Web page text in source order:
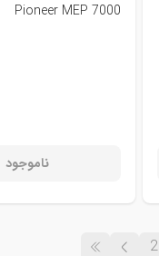
Pioneer MEP 7000
ناموجود
2